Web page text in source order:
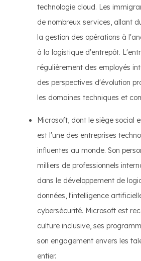
technologie cloud. Les
de nombreux services, allant
la gestion des opérations à
à la logistique d'entrepôt.
régulièrement des employés
des perspectives d'évolution
les domaines techniques et
Microsoft, dont le siège social
est l'une des entreprises
influentes au monde. Son
milliers de professionnels
dans le développement de
données, l'intelligence
cybersécurité. Microsoft est
culture inclusive, ses
son engagement envers les
entier.